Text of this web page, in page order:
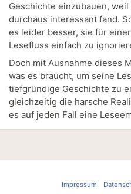
Geschichte einzubauen,
durchaus interessant fand.
es leider besser, sie für
Lesefluss einfach zu
Doch mit Ausnahme dieses
was es braucht, um seine
tiefgründige Geschichte zu
gleichzeitig die harsche
es auf jeden Fall eine
Impressum